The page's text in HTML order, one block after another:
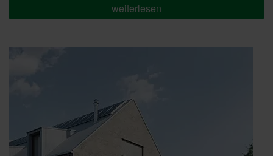
„Angenehm
kühl:
gegen
weiterlesen